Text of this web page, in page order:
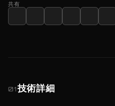
共有
01技術詳細